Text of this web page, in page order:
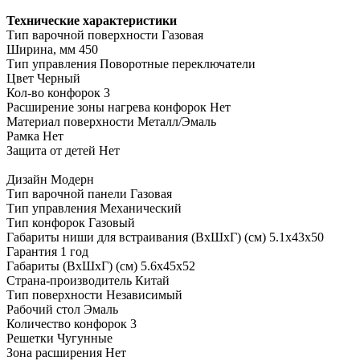
Технические характеристики
Тип варочной поверхности Газовая
Ширина, мм 450
Тип управления Поворотные переключатели
Цвет Черный
Кол-во конфорок 3
Расширение зоны нагрева конфорок Нет
Материал поверхности Металл/Эмаль
Рамка Нет
Защита от детей Нет
Дизайн Модерн
Тип варочной панели Газовая
Тип управления Механический
Тип конфорок Газовый
Габариты ниши для встраивания (ВхШхГ) (см) 5.1х43х50
Гарантия 1 год
Габариты (ВхШхГ) (см) 5.6х45х52
Страна-производитель Китай
Тип поверхности Независимый
Рабочий стол Эмаль
Количество конфорок 3
Решетки Чугунные
Зона расширения Нет